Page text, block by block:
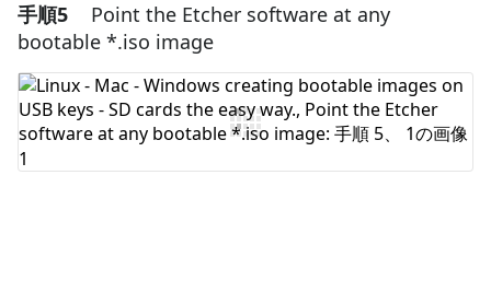
コメントを追加
コメントを追加
手順5
Point the Etcher software at any
bootable *.iso image